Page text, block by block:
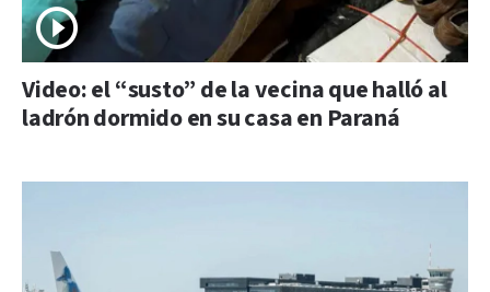
Video: el “susto” de la vecina que halló al
ladrón dormido en su casa en Paraná